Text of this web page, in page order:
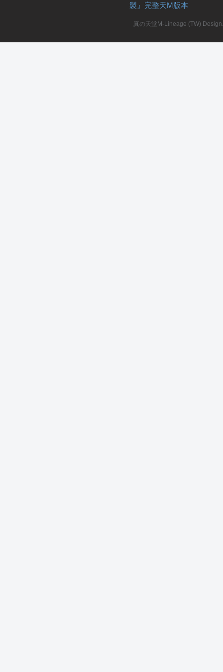
製』完整天M版本
真の天堂M-Lineage (TW)